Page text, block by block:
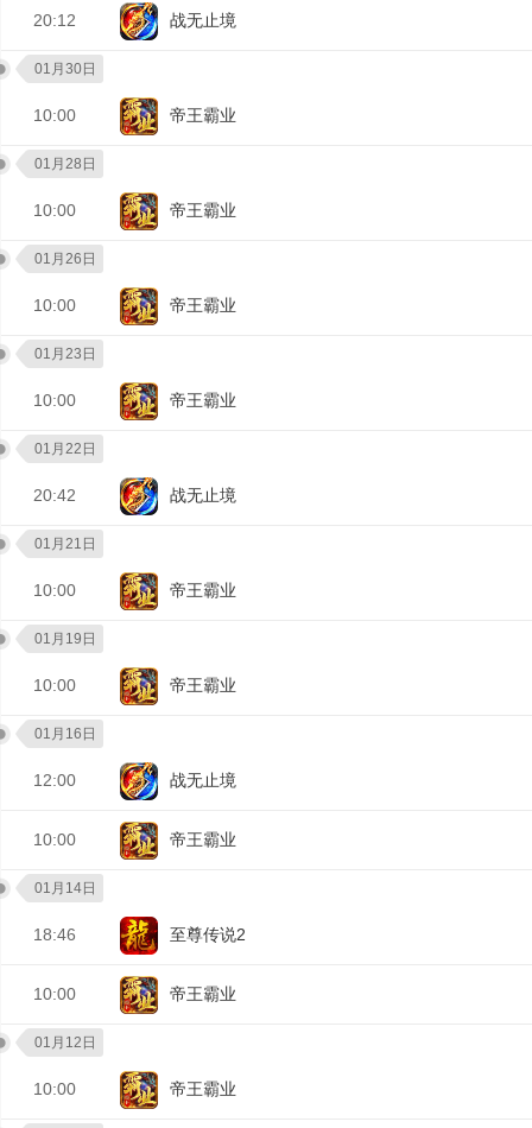
20:12 战无止境
01月30日
10:00 帝王霸业
01月28日
10:00 帝王霸业
01月26日
10:00 帝王霸业
01月23日
10:00 帝王霸业
01月22日
20:42 战无止境
01月21日
10:00 帝王霸业
01月19日
10:00 帝王霸业
01月16日
12:00 战无止境
10:00 帝王霸业
01月14日
18:46 至尊传说2
10:00 帝王霸业
01月12日
10:00 帝王霸业